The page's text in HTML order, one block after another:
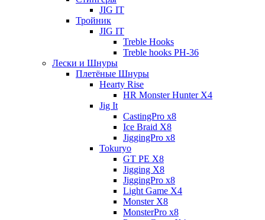
JIG IT
Тройник
JIG IT
Treble Hooks
Treble hooks PH-36
Лески и Шнуры
Плетёные Шнуры
Hearty Rise
HR Monster Hunter X4
Jig It
CastingPro x8
Ice Braid X8
JiggingPro x8
Tokuryo
GT PE X8
Jigging X8
JiggingPro x8
Light Game X4
Monster X8
MonsterPro x8